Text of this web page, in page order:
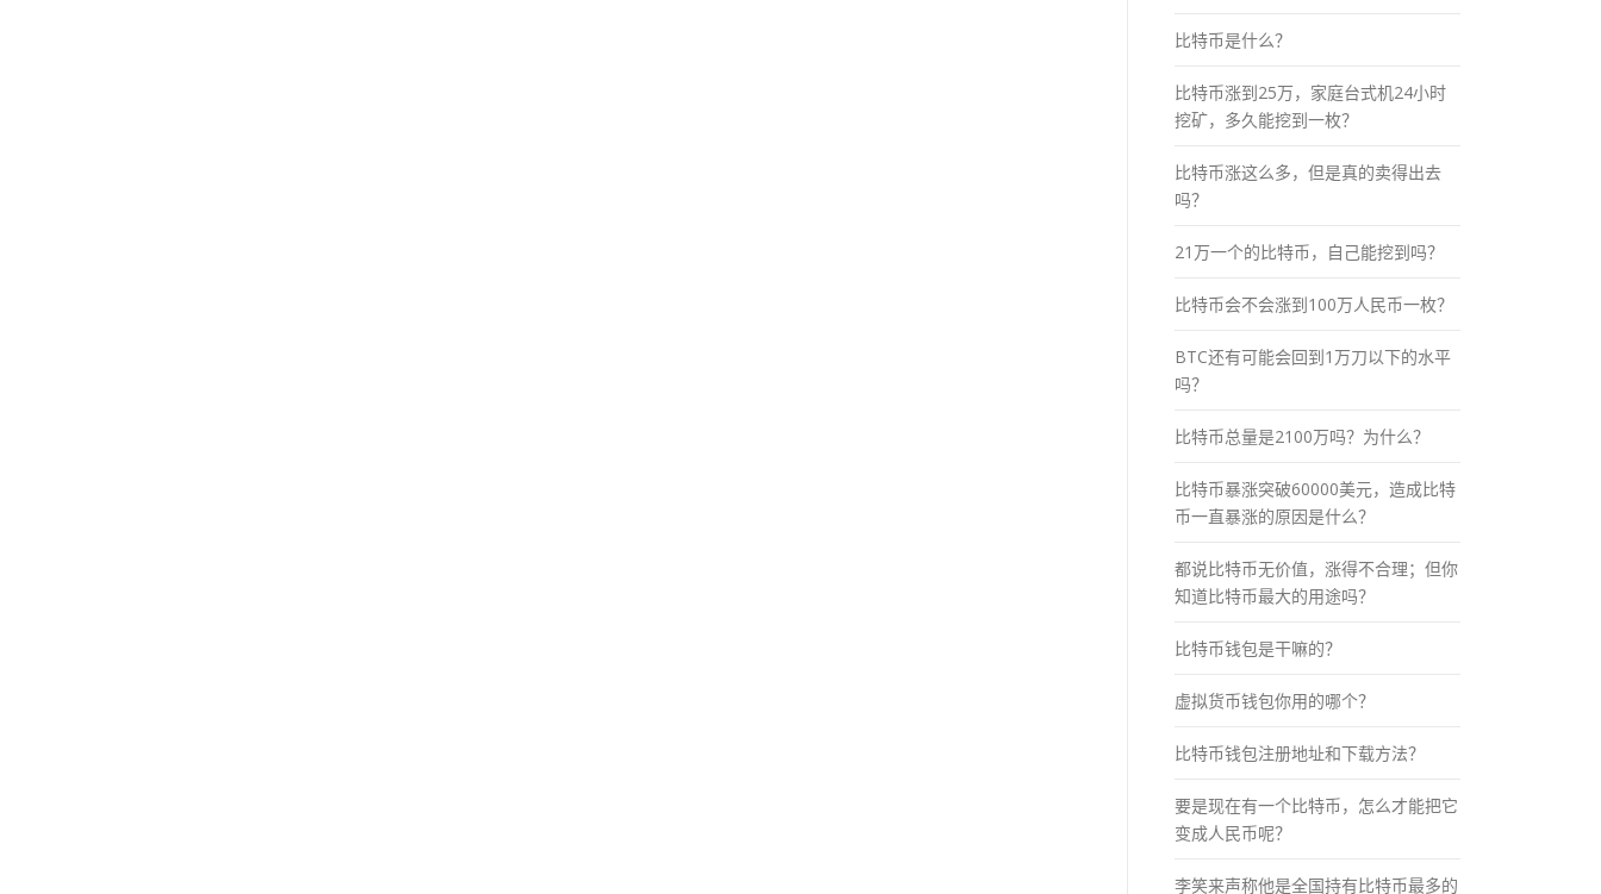
比特币是什么？
比特币涨到25万，家庭台式机24小时
挖矿，多久能挖到一枚？
比特币涨这么多，但是真的卖得出去
吗？
21万一个的比特币，自己能挖到吗？
比特币会不会涨到100万人民币一枚？
BTC还有可能会回到1万刀以下的水平
吗？
比特币总量是2100万吗？为什么？
比特币暴涨突破60000美元，造成比特
币一直暴涨的原因是什么？
都说比特币无价值，涨得不合理；但你
知道比特币最大的用途吗？
比特币钱包是干嘛的？
虚拟货币钱包你用的哪个？
比特币钱包注册地址和下载方法？
要是现在有一个比特币，怎么才能把它
变成人民币呢？
李笑来声称他是全国持有比特币最多的